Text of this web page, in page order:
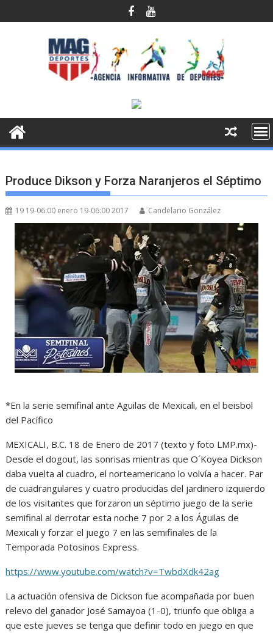
al
Produce Dikson y Forza Naranjeros el Séptimo
19 19-06:00 enero 19-06:00 2017 Candelario González
*En la serie semifinal ante Aguilas de Mexicali, en el beisbol
del Pacífico
MEXICALI, B.C. 18 de Enero de 2017 (texto y foto LMP.mx)-
Desde el dogout, las sonrisas mientras que O´Koyea Dickson
daba vuelta al cuadro, el norteamericano lo volvía a hacer. Par
de cuadrangulares y cuatro producidas del jardinero izquierdo
de los visitantes que forzaron un séptimo juego de la serie
semifinal al derrotar esta noche 7 por 2 a los Águilas de
Mexicali y forzar el juego 7 en las semifinales de la
Temporada Potosinos Express.
https://www.youtube.com/watch?v=TwbdXdk42ag
La actuación ofensiva de Dickson fue acompañada por buen
relevo del ganador José Samayoa (1-0), triunfo que obliga a
que este jueves se tenga que definir todo en juego en que